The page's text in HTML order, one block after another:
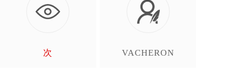
次 VACHERON